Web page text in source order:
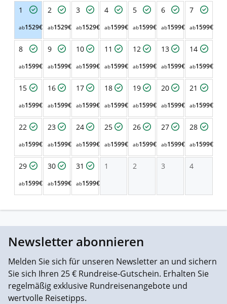
1
ab1529€
2
ab1529€
3
ab1529€
4
ab1599€
5
ab1599€
6
ab1599€
7
ab1599€
8
ab1599€
9
ab1599€
10
ab1599€
11
ab1599€
12
ab1599€
13
ab1599€
14
ab1599€
15
ab1599€
16
ab1599€
17
ab1599€
18
ab1599€
19
ab1599€
20
ab1599€
21
ab1599€
22
ab1599€
23
ab1599€
24
ab1599€
25
ab1599€
26
ab1599€
27
ab1599€
28
ab1599€
29
ab1599€
30
ab1599€
31
ab1599€
1 2 3 4
Newsletter abonnieren
Melden Sie sich für unseren Newsletter an und sichern
Sie sich Ihren 25 € Rundreise-Gutschein. Erhalten Sie
regelmäßig exklusive Rundreisenangebote und
wertvolle Reisetipps.